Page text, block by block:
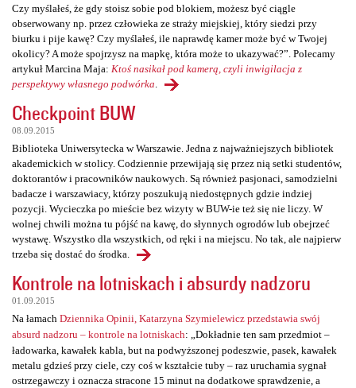
Czy myślałeś, że gdy stoisz sobie pod blokiem, możesz być ciągle
obserwowany np. przez człowieka ze straży miejskiej, który siedzi przy
biurku i pije kawę? Czy myślałeś, ile naprawdę kamer może być w Twojej
okolicy? A może spojrzysz na mapkę, która może to ukazywać?”. Polecamy
artykuł Marcina Maja: Ktoś nasikał pod kamerą, czyli inwigilacja z
perspektywy własnego podwórka
Checkpoint BUW
08.09.2015
Biblioteka Uniwersytecka w Warszawie. Jedna z najważniejszych bibliotek
akademickich w stolicy. Codziennie przewijają się przez nią setki studentów,
doktorantów i pracowników naukowych. Są również pasjonaci, samodzielni
badacze i warszawiacy, którzy poszukują niedostępnych gdzie indziej
pozycji. Wycieczka po mieście bez wizyty w BUW-ie też się nie liczy. W
wolnej chwili można tu pójść na kawę, do słynnych ogrodów lub obejrzeć
wystawę. Wszystko dla wszystkich, od ręki i na miejscu. No tak, ale najpierw
trzeba się dostać do środka.
Kontrole na lotniskach i absurdy nadzoru
01.09.2015
Na łamach Dziennika Opinii, Katarzyna Szymielewicz przedstawia swój
absurd nadzoru – kontrole na lotniskach: „Dokładnie ten sam przedmiot –
ładowarka, kawałek kabla, but na podwyższonej podeszwie, pasek, kawałek
metalu gdzieś przy ciele, czy coś w kształcie tuby – raz uruchamia sygnał
ostrzegawczy i oznacza stracone 15 minut na dodatkowe sprawdzenie, a